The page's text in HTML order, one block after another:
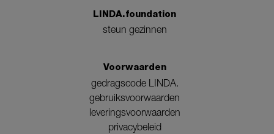
LINDA.foundation
steun gezinnen
Voorwaarden
gedragscode LINDA.
gebruiksvoorwaarden
leveringsvoorwaarden
privacybeleid